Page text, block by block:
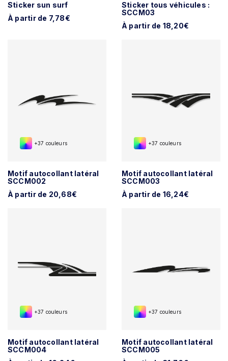
Sticker sun surf
À partir de 7,78€
Sticker tous véhicules :
SCCM03
À partir de 18,20€
+37 couleurs
Motif autocollant latéral
SCCM002
À partir de 20,68€
+37 couleurs
Motif autocollant latéral
SCCM003
À partir de 16,24€
+37 couleurs
Motif autocollant latéral
SCCM004
+37 couleurs
Motif autocollant latéral
SCCM005